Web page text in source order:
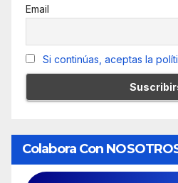
Email
Si continúas, aceptas la
Colabora Con